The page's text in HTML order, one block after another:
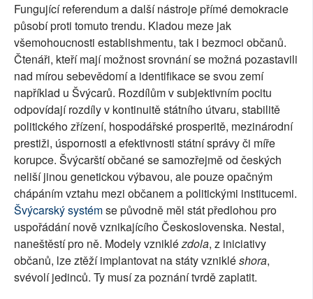
Fungující referendum a další nástroje přímé demokracie
působí proti tomuto trendu. Kladou meze jak
všemohoucnosti establishmentu, tak i bezmoci občanů.
Čtenáři, kteří mají možnost srovnání se možná pozastavili
nad mírou sebevědomí a identifikace se svou zemí
například u Švýcarů. Rozdílům v subjektivním pocitu
odpovídají rozdíly v kontinuitě státního útvaru, stabilitě
politického zřízení, hospodářské prosperitě, mezinárodní
prestiži, úspornosti a efektivnosti státní správy či míře
korupce. Švýcarští občané se samozřejmě od českých
neliší jinou genetickou výbavou, ale pouze opačným
chápáním vztahu mezi občanem a politickými institucemi.
Švýcarský systémse původně měl stát předlohou pro
uspořádání nově vznikajícího Československa. Nestal,
naneštěstí pro ně. Modely vzniklézdola, z iniciativy
občanů, lze ztěží implantovat na státy vznikléshora,
svévolí jedinců. Ty musí za poznání tvrdě zaplatit.